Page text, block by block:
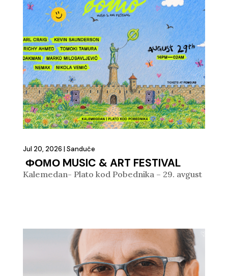
ФОМО MUSIC & ART FESTIVAL
Jul 20, 2026 | Sanduče
Kalemedan- Plato kod Pobednika – 29. avgust